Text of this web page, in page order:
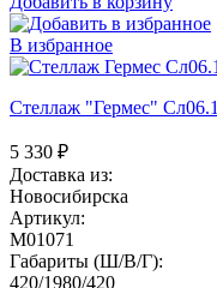
В избранное
Стеллаж "Гермес" Сл06.1
5 330 ₽
Доставка из:
Новосибирска
Артикул:
M01071
Габариты (Ш/В/Г):
420/1980/420